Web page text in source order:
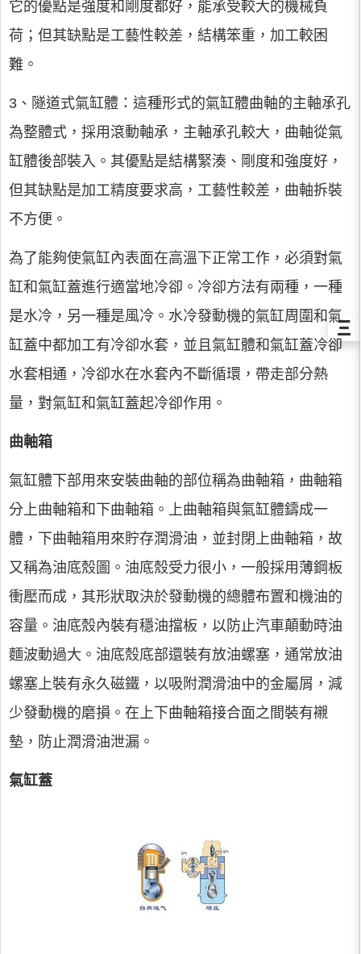
它的優點是強度和剛度都好，能承受較大的機械負
荷；但其缺點是工藝性較差，結構笨重，加工較困
難。
3、隧道式氣缸體：這種形式的氣缸體曲軸的主軸承孔
為整體式，採用滾動軸承，主軸承孔較大，曲軸從氣
缸體後部裝入。其優點是結構緊湊、剛度和強度好，
但其缺點是加工精度要求高，工藝性較差，曲軸拆裝
不方便。
為了能夠使氣缸內表面在高溫下正常工作，必須對氣
缸和氣缸蓋進行適當地冷卻。冷卻方法有兩種，一種
是水冷，另一種是風冷。水冷發動機的氣缸周圍和氣
缸蓋中都加工有冷卻水套，並且氣缸體和氣缸蓋冷卻
水套相通，冷卻水在水套內不斷循環，帶走部分熱
量，對氣缸和氣缸蓋起冷卻作用。
曲軸箱
氣缸體下部用來安裝曲軸的部位稱為曲軸箱，曲軸箱
分上曲軸箱和下曲軸箱。上曲軸箱與氣缸體鑄成一
體，下曲軸箱用來貯存潤滑油，並封閉上曲軸箱，故
又稱為油底殼圖。油底殼受力很小，一般採用薄鋼板
衝壓而成，其形狀取決於發動機的總體布置和機油的
容量。油底殼內裝有穩油擋板，以防止汽車顛動時油
麵波動過大。油底殼底部還裝有放油螺塞，通常放油
螺塞上裝有永久磁鐵，以吸附潤滑油中的金屬屑，減
少發動機的磨損。在上下曲軸箱接合面之間裝有襯
墊，防止潤滑油泄漏。
氣缸蓋
Ξ